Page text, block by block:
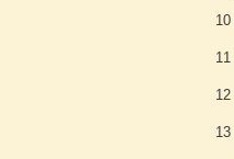
10
11
12
13